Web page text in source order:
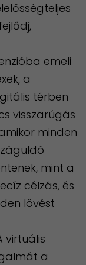
emeli
a
térben
visszarúgás
minden
mint a
célzás, és
lövést
virtuális
a